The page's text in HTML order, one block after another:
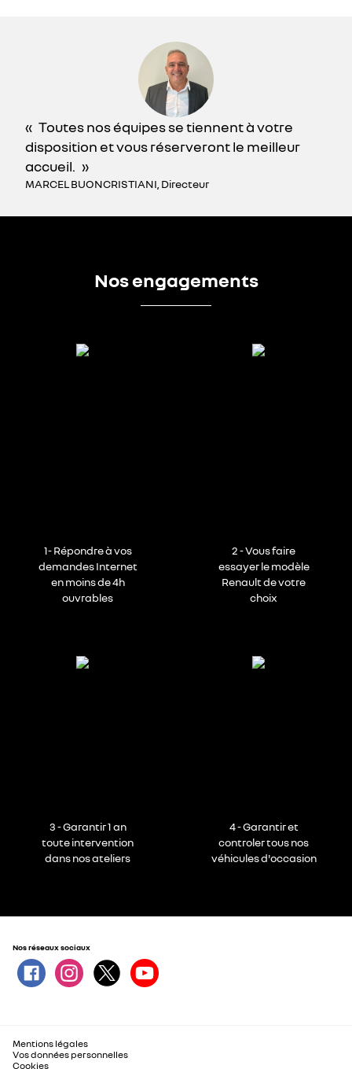
Toutes nos équipes se tiennent à votre
disposition et vous réserveront le meilleur
accueil.
MARCEL BUONCRISTIANI, Directeur
Nos engagements
1- Répondre à vos
demandes Internet
en moins de 4h
ouvrables
2 - Vous faire
essayer le modèle
Renault de votre
choix
3 - Garantir 1 an
toute intervention
dans nos ateliers
4 - Garantir et
controler tous nos
véhicules d'occasion
Nos réseaux sociaux
Mentions légales
Vos données personnelles
Cookies